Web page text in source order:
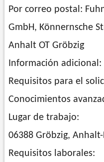
Por correo postal:
GmbH, Könnernsche
Anhalt OT Gröbzig
Información adicional:
Requisitos para el
Conocimientos
Lugar de trabajo:
06388 Gröbzig,
Requisitos laborales: